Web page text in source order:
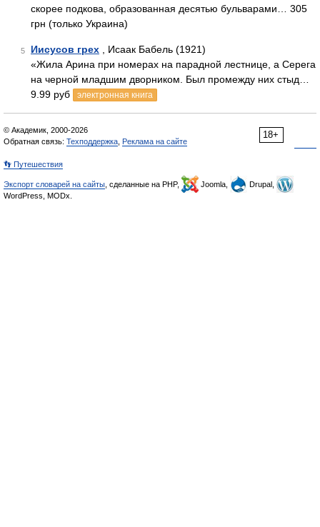
скорее подкова, образованная десятью бульварами… 305
грн (только Украина)
5 Иисусов грех , Исаак Бабель (1921)
«Жила Арина при номерах на парадной лестнице, а Серега
на черной младшим дворником. Был промежду них стыд…
9.99 руб
электронная книга
18+
© Академик, 2000-2026
Обратная связь: Техподдержка Реклама на сайте
👣 Путешествия
Экспорт словарей на сайты , сделанные на PHP, Joomla,
Drupal,
WordPress, MODx.